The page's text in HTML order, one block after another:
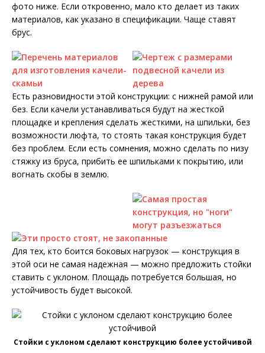
фото ниже. Если откровенно, мало кто делает из таких
материалов, как указано в спецификации. Чаще ставят
брус.
Есть разновидности этой конструкции: с нижней рамой или
без. Если качели устанавливаться будут на жесткой
площадке и крепления сделать жесткими, на шпильки, без
возможности люфта, то стоять такая конструкция будет
без проблем. Если есть сомнения, можно сделать по низу
стяжку из бруса, прибить ее шпильками к покрытию, или
вогнать скобы в землю.
Для тех, кто боится боковых нагрузок — конструкция в
этой оси не самая надежная — можно предложить стойки
ставить с уклоном. Площадь потребуется большая, но
устойчивость будет высокой.
Стойки с уклоном сделают конструкцию более устойчивой